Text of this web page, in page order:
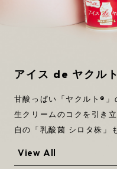
LINE
「ヤクルト」の乳酸菌と
健康をサポート。顆粒タ
View All
今夏、大切な方へのお中
うギフト」を贈りません
View All
ヤクルトの乳酸菌
GREEN SOYMILK
発芽玄米の香ばしさと豆
けられる豆乳青汁。 ヤク
オリゴ糖を配合。
View All
アイス de ヤクル
甘酸っぱい「ヤクルト®」
生クリームのコクを引き
自の「乳酸菌 シロタ株」
View All
「ヤクルト」の乳酸菌と
健康をサポート。顆粒タ
View All
今夏、大切な方へのお中
うギフト」を贈りません
View All